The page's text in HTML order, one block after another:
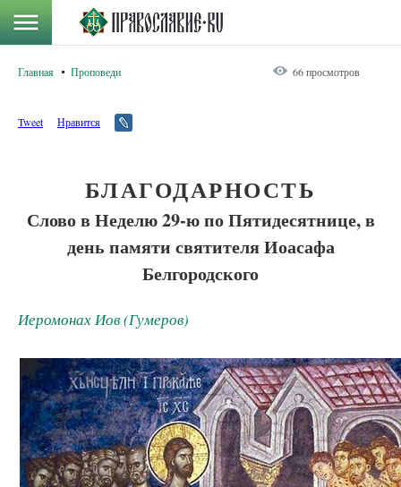
Главная Проповеди 66 просмотров
Tweet Нравится
БЛАГОДАРНОСТЬ
Слово в Неделю 29-ю по Пятидесятнице, в
день памяти святителя Иоасафа
Белгородского
Иеромонах Иов (Гумеров)